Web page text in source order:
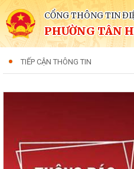
CỔNG THÔNG TIN
PHƯỜNG TÂN
TIẾP CẬN THÔNG TIN